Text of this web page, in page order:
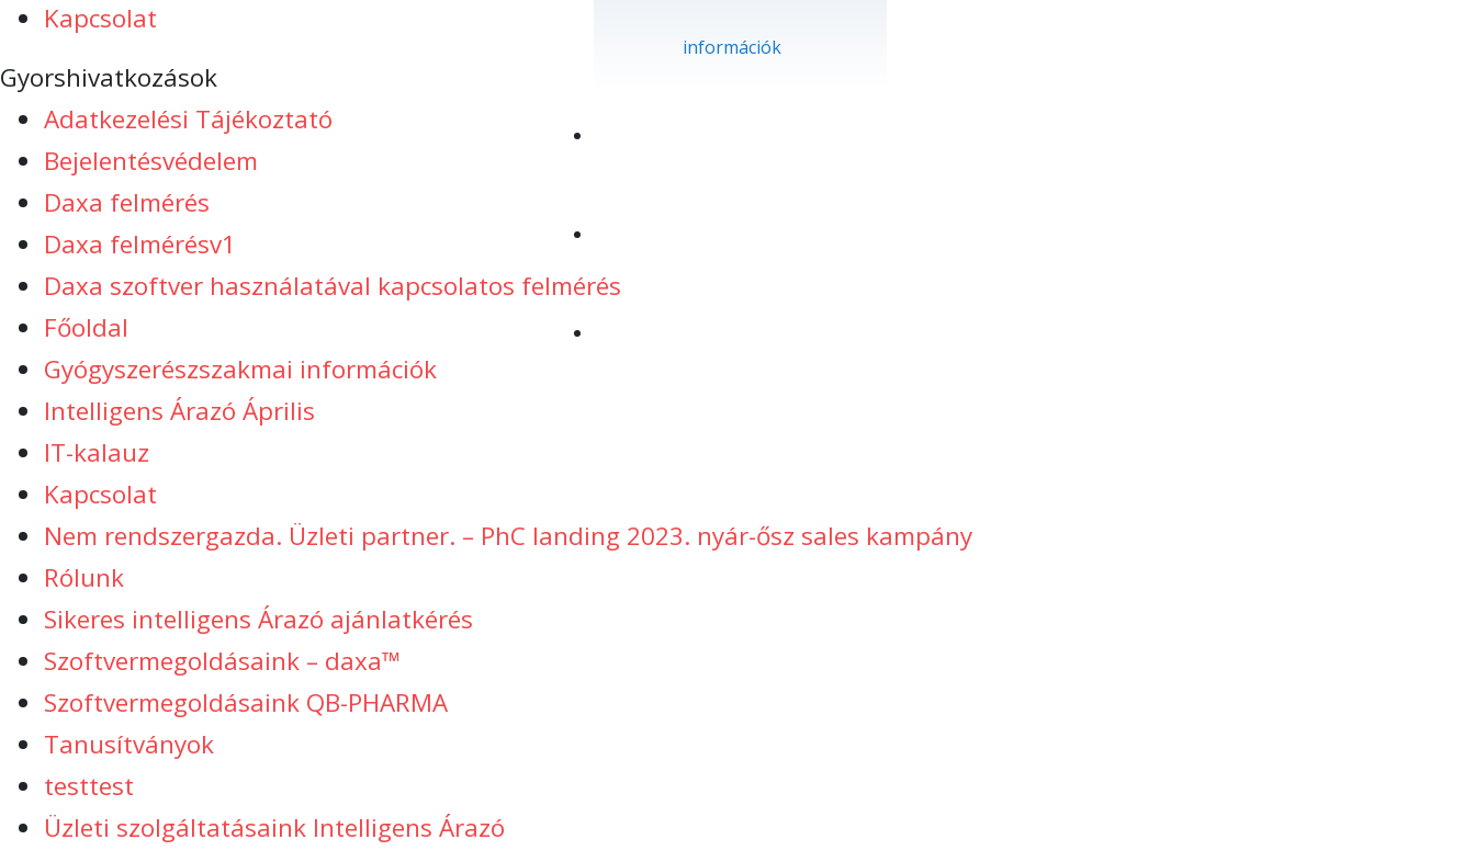
információk
Kapcsolat
Gyorshivatkozások
Adatkezelési Tájékoztató
Bejelentésvédelem
Daxa felmérés
Daxa felmérésv1
Daxa szoftver használatával kapcsolatos felmérés
Főoldal
Gyógyszerészszakmai információk
Intelligens Árazó Április
IT-kalauz
Kapcsolat
Nem rendszergazda. Üzleti partner. – PhC landing 2023. nyár-ősz sales kampány
Rólunk
Sikeres intelligens Árazó ajánlatkérés
Szoftvermegoldásaink – daxa™
Szoftvermegoldásaink QB-PHARMA
Tanusítványok
testtest
Üzleti szolgáltatásaink Intelligens Árazó